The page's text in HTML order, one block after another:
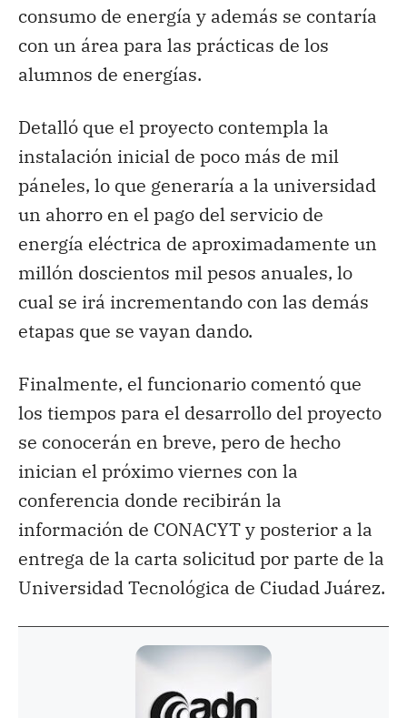
consumo de energía y además se contaría
con un área para las prácticas de los
alumnos de energías.
Detalló que el proyecto contempla la
instalación inicial de poco más de mil
páneles, lo que generaría a la universidad
un ahorro en el pago del servicio de
energía eléctrica de aproximadamente un
millón doscientos mil pesos anuales, lo
cual se irá incrementando con las demás
etapas que se vayan dando.
Finalmente, el funcionario comentó que
los tiempos para el desarrollo del proyecto
se conocerán en breve, pero de hecho
inician el próximo viernes con la
conferencia donde recibirán la
información de CONACYT y posterior a la
entrega de la carta solicitud por parte de la
Universidad Tecnológica de Ciudad Juárez.